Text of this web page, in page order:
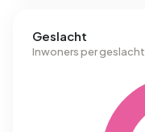
Geslacht
Inwoners per geslacht